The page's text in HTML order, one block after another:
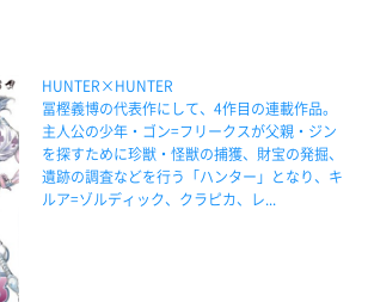
HUNTER×HUNTER
冨樫義博の代表作にして、4作目の連載作品。
主人公の少年・ゴン=フリークスが父親・ジン
を探すために珍獣・怪獣の捕獲、財宝の発掘、
遺跡の調査などを行う「ハンター」となり、キ
ルア=ゾルディック、クラピカ、レ...